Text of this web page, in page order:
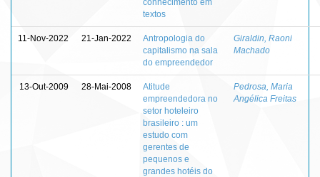
textos
11-Nov-2022 21-Jan-2022
Antropologia do
capitalismo na sala
do empreendedor
Giraldin, Raoni
Machado
13-Out-2009 28-Mai-2008
Atitude
empreendedora no
setor hoteleiro
brasileiro : um
estudo com
gerentes de
pequenos e
grandes hotéis do
Pedrosa, Maria
Angélica Freitas